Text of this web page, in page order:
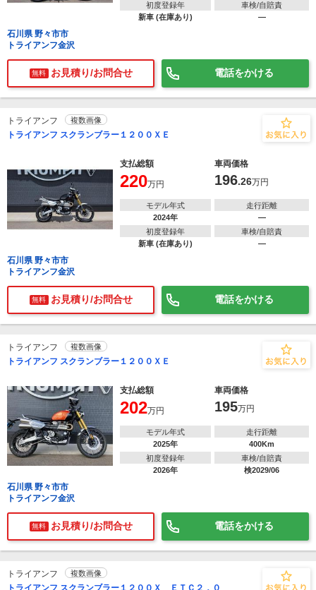
初度登録年
新車 (在庫あり)
車検/自賠責
―
石川県 野々市市
トライアンフ金沢
無料 お見積り/お問合せ 電話をかける
トライアンフ 複数画像
トライアンフ スクランブラー１２００ＸＥ
支払総額 車両価格
220万円 196.26万円
モデル年式
2024年
走行距離
―
初度登録年
新車 (在庫あり)
車検/自賠責
―
石川県 野々市市
トライアンフ金沢
無料 お見積り/お問合せ 電話をかける
トライアンフ 複数画像
トライアンフ スクランブラー１２００ＸＥ
支払総額 車両価格
202万円 195万円
モデル年式
2025年
走行距離
400Km
初度登録年
2026年
車検/自賠責
検2029/06
石川県 野々市市
トライアンフ金沢
無料 お見積り/お問合せ 電話をかける
トライアンフ 複数画像
トライアンフ スクランブラー１２００Ｘ ＥＴＣ２．０